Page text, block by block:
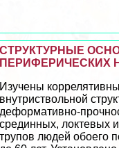
СТРУКТУРНЫЕ
ПЕРИФЕРИЧЕСКИХ
Изучены
внутриствольной
деформативно-
срединных, локтевых
трупов людей обоего